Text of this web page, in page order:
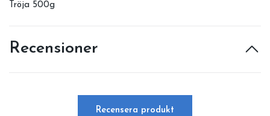
Tröja 500g
Recensioner
Recensera produkt